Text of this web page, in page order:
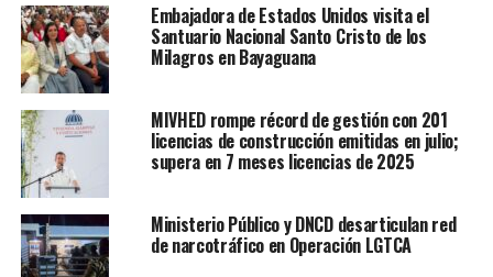
Embajadora de Estados Unidos visita el
Santuario Nacional Santo Cristo de los
Milagros en Bayaguana
MIVHED rompe récord de gestión con 201
licencias de construcción emitidas en julio;
supera en 7 meses licencias de 2025
Ministerio Público y DNCD desarticulan red
de narcotráfico en Operación LGTCA